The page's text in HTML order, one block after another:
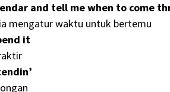
and tell me when to comе
mengatur waktu untuk bertemu
it